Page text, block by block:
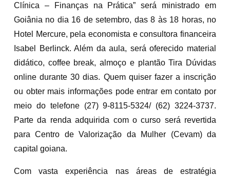
Clínica – Finanças na Prática” será ministrado em
Goiânia no dia 16 de setembro, das 8 às 18 horas, no
Hotel Mercure, pela economista e consultora financeira
Isabel Berlinck. Além da aula, será oferecido material
didático, coffee break, almoço e plantão Tira Dúvidas
online durante 30 dias. Quem quiser fazer a inscrição
ou obter mais informações pode entrar em contato por
meio do telefone (27) 9-8115-5324/ (62) 3224-3737.
Parte da renda adquirida com o curso será revertida
para Centro de Valorização da Mulher (Cevam) da
capital goiana.
Com vasta experiência nas áreas de estratégia